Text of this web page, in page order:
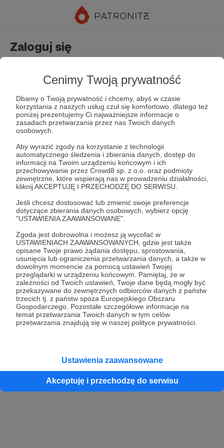
Cenimy Twoją prywatność
Dbamy o Twoją prywatność i chcemy, abyś w czasie
korzystania z naszych usług czuł się komfortowo, dlatego też
poniżej prezentujemy Ci najważniejsze informacje o
zasadach przetwarzania przez nas Twoich danych
osobowych.
Aby wyrazić zgody na korzystanie z technologii
automatycznego śledzenia i zbierania danych, dostęp do
informacji na Twoim urządzeniu końcowym i ich
przechowywanie przez Crowd8 sp. z o.o. oraz podmioty
zewnętrzne, które wspierają nas w prowadzeniu działalności,
kliknij AKCEPTUJĘ I PRZECHODZĘ DO SERWISU.
Jeśli chcesz dostosować lub zmienić swoje preferencje
dotyczące zbierania danych osobowych, wybierz opcję
"USTAWIENIA ZAAWANSOWANE".
Zgoda jest dobrowolna i możesz ją wycofać w
USTAWIENIACH ZAAWANSOWANYCH, gdzie jest także
opisane Twoje prawo żądania dostępu, sprostowania,
usunięcia lub ograniczenia przetwarzania danych, a także w
dowolnym momencie za pomocą ustawień Twojej
przeglądarki w urządzeniu końcowym. Pamiętaj, że w
zależności od Twoich ustawień, Twoje dane będą mogły być
przekazywane do zewnętrznych odbiorców danych z państw
trzecich tj. z państw spoza Europejskiego Obszaru
Gospodarczego. Pozostałe szczegółowe informacje na
temat przetwarzania Twoich danych w tym celów
przetwarzania znajdują się w naszej polityce prywatności.
Ustawienia zaawansowane
Akceptuję i przechodzę do serwisu
Zaloguj się
Zapamiętaj mnie Zapomniałeś hasła?
Zaloguj
lub
Kontynuuj z Google
Kontynuuj z Facebook
Kontynuuj z Apple
konta przez osobę niepełnoletnią” dostępny w regulaminie Patronite.pl